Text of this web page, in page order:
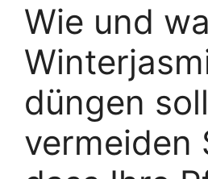
Wie und
düngen
vermeiden